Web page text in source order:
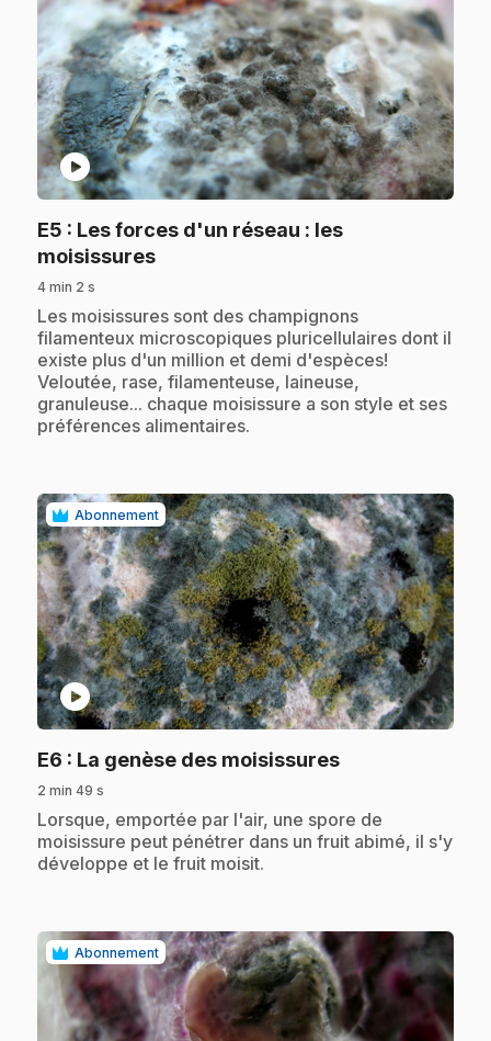
play_circle
E5 : Les forces d'un réseau : les
moisissures.
4 min 2 s
.Les moisissures sont des champignons
filamenteux microscopiques pluricellulaires dont il
existe plus d'un million et demi d'espèces!
Veloutée, rase, filamenteuse, laineuse,
granuleuse... chaque moisissure a son style et ses
préférences alimentaires.
Abonnement
play_circle
E6 : La genèse des moisissures.
2 min 49 s
.Lorsque, emportée par l'air, une spore de
moisissure peut pénétrer dans un fruit abimé, il s'y
développe et le fruit moisit.
Abonnement